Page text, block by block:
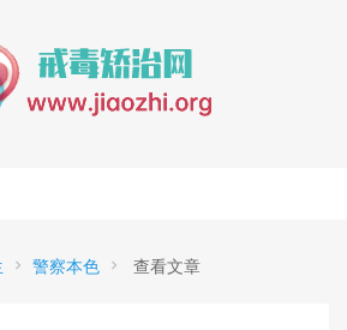
警察本色 查看文章